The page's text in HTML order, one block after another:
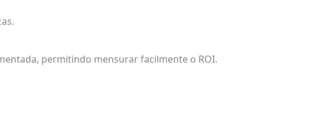
permitindo mensurar facilmente o ROI.